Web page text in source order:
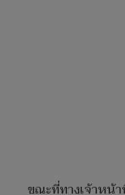
ขณะที่ทางเจ้าหน้